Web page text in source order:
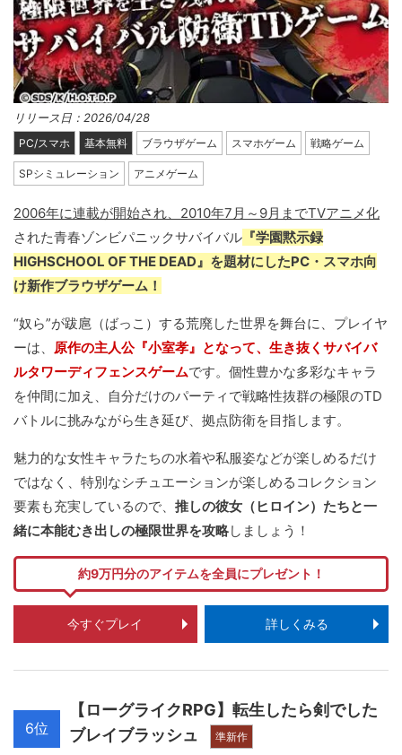
リリース日：2026/04/28
PC/スマホ 基本無料 ブラウザゲーム スマホゲーム 戦略ゲーム
SPシミュレーション アニメゲーム
2006年に連載が開始され、2010年7月～9月までTVアニメ化
された青春ゾンビパニックサバイバル 『学園黙示録
HIGHSCHOOL OF THE DEAD』を題材にしたPC・スマホ向
け新作ブラウザゲーム！
“奴ら”が跋扈（ばっこ）する荒廃した世界を舞台に、プレイヤ
ーは、 原作の主人公『小室孝』となって、生き抜くサバイバ
ルタワーディフェンスゲームです。個性豊かな多彩なキャラ
を仲間に加え、自分だけのパーティで戦略性抜群の極限のTD
バトルに挑みながら生き延び、拠点防衛を目指します。
魅力的な女性キャラたちの水着や私服姿などが楽しめるだけ
ではなく、特別なシチュエーションが楽しめるコレクション
要素も充実しているので、 推しの彼女（ヒロイン）たちと一
緒に本能むき出しの極限世界を攻略しましょう！
約9万円分のアイテムを全員にプレゼント！
今すぐプレイ 詳しくみる
6位
【ローグライクRPG】転生したら剣でした
ブレイブラッシュ
準新作